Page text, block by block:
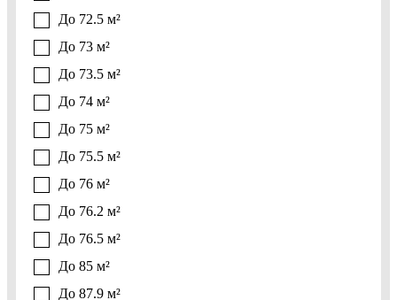
До 72.5 м²
До 73 м²
До 73.5 м²
До 74 м²
До 75 м²
До 75.5 м²
До 76 м²
До 76.2 м²
До 76.5 м²
До 85 м²
До 87.9 м²